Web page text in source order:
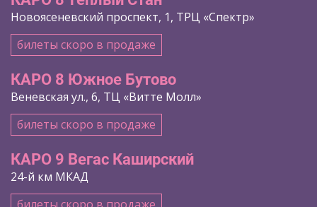
Новоясеневский проспект, 1, ТРЦ «Спектр»
билеты скоро в продаже
КАРО 8 Южное Бутово
Веневская ул., 6, ТЦ «Витте Молл»
билеты скоро в продаже
КАРО 9 Вегас Каширский
24-й км МКАД